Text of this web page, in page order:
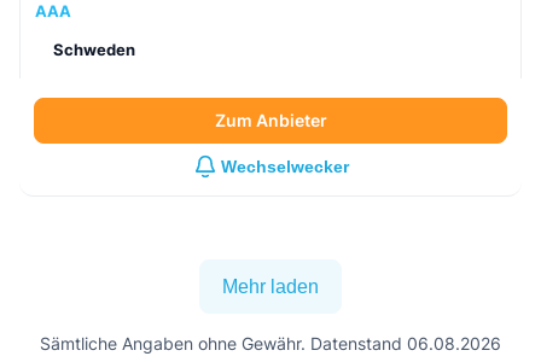
AAA
Schweden
Zum Anbieter
Wechselwecker
Mehr laden
Sämtliche Angaben ohne Gewähr. Datenstand 06.08.2026